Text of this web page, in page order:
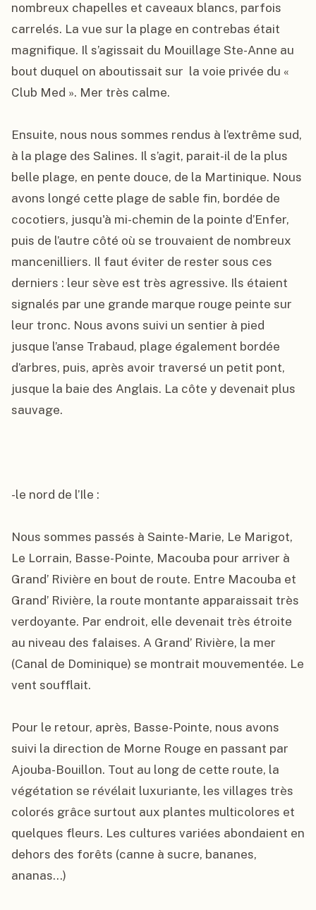
nombreux chapelles et caveaux blancs, parfois
carrelés. La vue sur la plage en contrebas était
magnifique. Il s’agissait du Mouillage Ste-Anne au
bout duquel on aboutissait sur  la voie privée du «
Club Med ». Mer très calme.
Ensuite, nous nous sommes rendus à l’extrême sud,
à la plage des Salines. Il s’agit, parait-il de la plus
belle plage, en pente douce, de la Martinique. Nous
avons longé cette plage de sable fin, bordée de
cocotiers, jusqu'à mi-chemin de la pointe d’Enfer,
puis de l’autre côté où se trouvaient de nombreux
mancenilliers. Il faut éviter de rester sous ces
derniers : leur sève est très agressive. Ils étaient
signalés par une grande marque rouge peinte sur
leur tronc. Nous avons suivi un sentier à pied
jusque l’anse Trabaud, plage également bordée
d’arbres, puis, après avoir traversé un petit pont,
jusque la baie des Anglais. La côte y devenait plus
sauvage.
-le nord de l’Ile :
Nous sommes passés à Sainte-Marie, Le Marigot,
Le Lorrain, Basse-Pointe, Macouba pour arriver à
Grand’ Rivière en bout de route. Entre Macouba et
Grand’ Rivière, la route montante apparaissait très
verdoyante. Par endroit, elle devenait très étroite
au niveau des falaises. A Grand’ Rivière, la mer
(Canal de Dominique) se montrait mouvementée. Le
vent soufflait.
Pour le retour, après, Basse-Pointe, nous avons
suivi la direction de Morne Rouge en passant par
Ajouba-Bouillon. Tout au long de cette route, la
végétation se révélait luxuriante, les villages très
colorés grâce surtout aux plantes multicolores et
quelques fleurs. Les cultures variées abondaient en
dehors des forêts (canne à sucre, bananes,
ananas…)